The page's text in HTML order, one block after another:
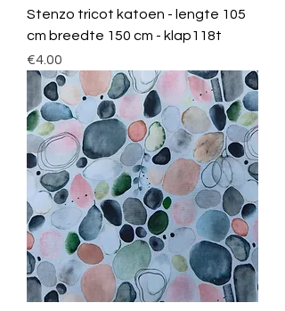
Stenzo tricot katoen - lengte 105
cm breedte 150 cm - klap118t
Price
€4.00